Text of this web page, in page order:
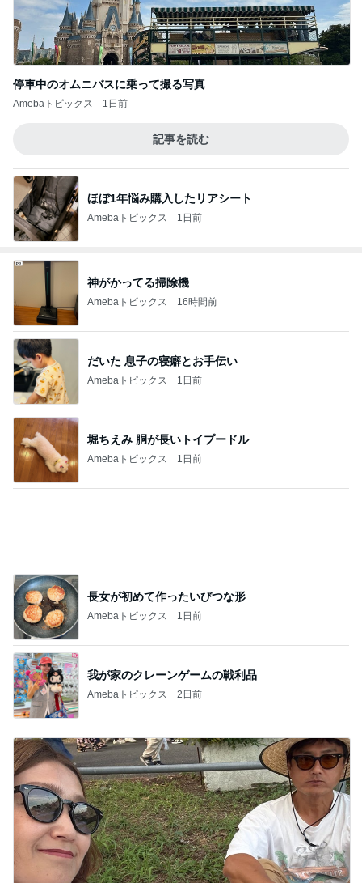
停車中のオムニバスに乗って撮る写真
Amebaトピックス 1日前
記事を読む
ほぼ1年悩み購入したリアシート
Amebaトピックス 1日前
神がかってる掃除機
Amebaトピックス 16時間前
だいた 息子の寝癖とお手伝い
Amebaトピックス 1日前
堀ちえみ 胴が長いトイプードル
Amebaトピックス 1日前
我が家のクレーンゲームの戦利品
Amebaトピックス 2日前
原田龍二の妻 夫と地元の花火大会
Amebaトピックス 21時間前